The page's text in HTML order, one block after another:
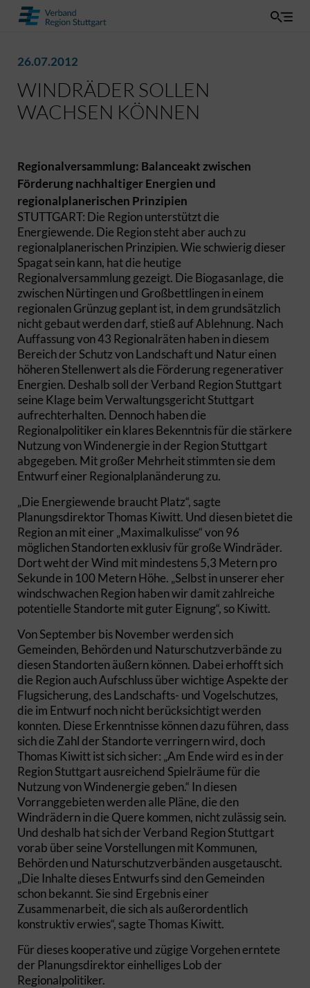
26.07.2012
WINDRÄDER SOLLEN
WACHSEN KÖNNEN
Regionalversammlung: Balanceakt zwischen
Förderung nachhaltiger Energien und
regionalplanerischen Prinzipien
STUTTGART: Die Region unterstützt die
Energiewende. Die Region steht aber auch zu
regionalplanerischen Prinzipien. Wie schwierig dieser
Spagat sein kann, hat die heutige
Regionalversammlung gezeigt. Die Biogasanlage, die
zwischen Nürtingen und Großbettlingen in einem
regionalen Grünzug geplant ist, in dem grundsätzlich
nicht gebaut werden darf, stieß auf Ablehnung. Nach
Auffassung von 43 Regionalräten haben in diesem
Bereich der Schutz von Landschaft und Natur einen
höheren Stellenwert als die Förderung regenerativer
Energien. Deshalb soll der Verband Region Stuttgart
seine Klage beim Verwaltungsgericht Stuttgart
aufrechterhalten. Dennoch haben die
Regionalpolitiker ein klares Bekenntnis für die stärkere
Nutzung von Windenergie in der Region Stuttgart
abgegeben. Mit großer Mehrheit stimmten sie dem
Entwurf einer Regionalplanänderung zu.
„Die Energiewende braucht Platz“, sagte
Planungsdirektor Thomas Kiwitt. Und diesen bietet die
Region an mit einer „Maximalkulisse“ von 96
möglichen Standorten exklusiv für große Windräder.
Dort weht der Wind mit mindestens 5,3 Metern pro
Sekunde in 100 Metern Höhe. „Selbst in unserer eher
windschwachen Region haben wir damit zahlreiche
potentielle Standorte mit guter Eignung“, so Kiwitt.
Von September bis November werden sich
Gemeinden, Behörden und Naturschutzverbände zu
diesen Standorten äußern können. Dabei erhofft sich
die Region auch Aufschluss über wichtige Aspekte der
Flugsicherung, des Landschafts- und Vogelschutzes,
die im Entwurf noch nicht berücksichtigt werden
konnten. Diese Erkenntnisse können dazu führen, dass
sich die Zahl der Standorte verringern wird, doch
Thomas Kiwitt ist sich sicher: „Am Ende wird es in der
Region Stuttgart ausreichend Spielräume für die
Nutzung von Windenergie geben.“ In diesen
Vorranggebieten werden alle Pläne, die den
Windrädern in die Quere kommen, nicht zulässig sein.
Und deshalb hat sich der Verband Region Stuttgart
vorab über seine Vorstellungen mit Kommunen,
Behörden und Naturschutzverbänden ausgetauscht.
„Die Inhalte dieses Entwurfs sind den Gemeinden
schon bekannt. Sie sind Ergebnis einer
Zusammenarbeit, die sich als außerordentlich
konstruktiv erwies“, sagte Thomas Kiwitt.
Für dieses kooperative und zügige Vorgehen erntete
der Planungsdirektor einhelliges Lob der
Regionalpolitiker.